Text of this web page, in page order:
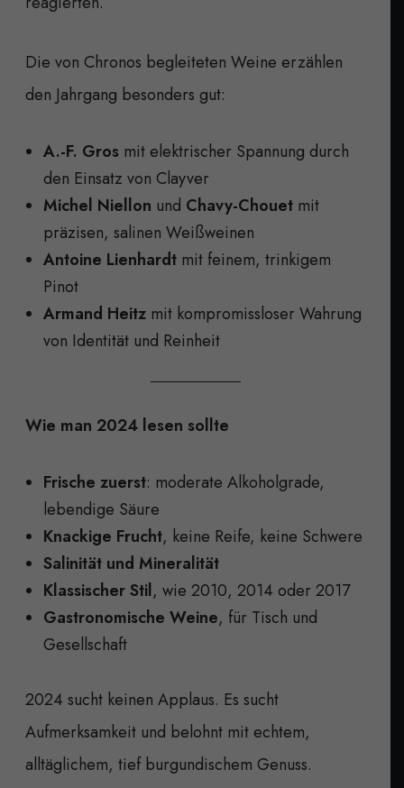
Die von Chronos begleiteten Weine erzählen
den Jahrgang besonders gut:
A.-F. Gros mit elektrischer Spannung durch
den Einsatz von Clayver
Michel Niellon und Chavy-Chouet mit
präzisen, salinen Weißweinen
Antoine Lienhardt mit feinem, trinkigem
Pinot
Armand Heitz mit kompromissloser Wahrung
von Identität und Reinheit
Wie man 2024 lesen sollte
Frische zuerst: moderate Alkoholgrade,
lebendige Säure
Knackige Frucht, keine Reife, keine Schwere
Salinität und Mineralität
Klassischer Stil, wie 2010, 2014 oder 2017
Gastronomische Weine, für Tisch und
Gesellschaft
2024 sucht keinen Applaus. Es sucht
Aufmerksamkeit und belohnt mit echtem,
alltäglichem, tief burgundischem Genuss.